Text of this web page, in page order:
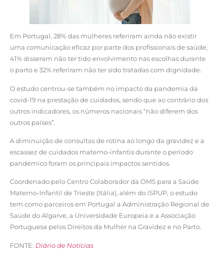
Em Portugal, 28% das mulheres referiram ainda não existir
uma comunicação eficaz por parte dos profissionais de saúde,
41% disseram não ter tido envolvimento nas escolhas durante
o parto e 32% referiram não ter sido tratadas com dignidade.
O estudo centrou-se também no impacto da pandemia da
covid-19 na prestação de cuidados, sendo que ao contrário dos
outros indicadores, os números nacionais “não diferem dos
outros países”.
A diminuição de consultas de rotina ao longo da gravidez e a
escassez de cuidados materno-infantis durante o período
pandémico foram os principais impactos sentidos.
Coordenado pelo Centro Colaborador da OMS para a Saúde
Materno-Infantil de Trieste (Itália), além do ISPUP, o estudo
tem como parceiros em Portugal a Administração Regional de
Saúde do Algarve, a Universidade Europeia e a Associação
Portuguesa pelos Direitos da Mulher na Gravidez e no Parto.
FONTE: Diário de Notícias